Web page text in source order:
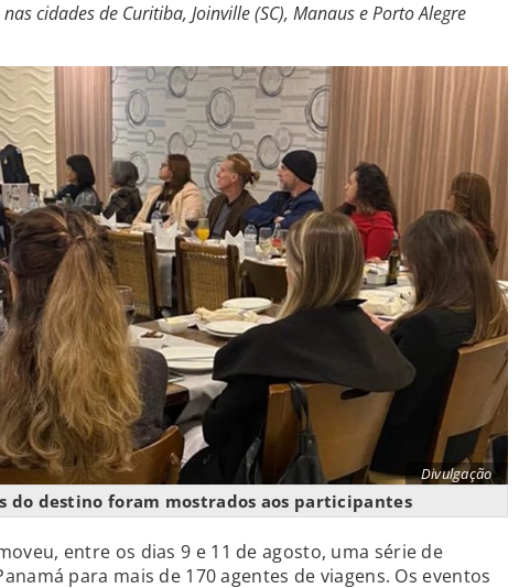
cidades de Curitiba, Joinville (SC), Manaus e Porto Alegre
Divulgação
do destino foram mostrados aos participantes
entre os dias 9 e 11 de agosto, uma série de
para mais de 170 agentes de viagens. Os eventos